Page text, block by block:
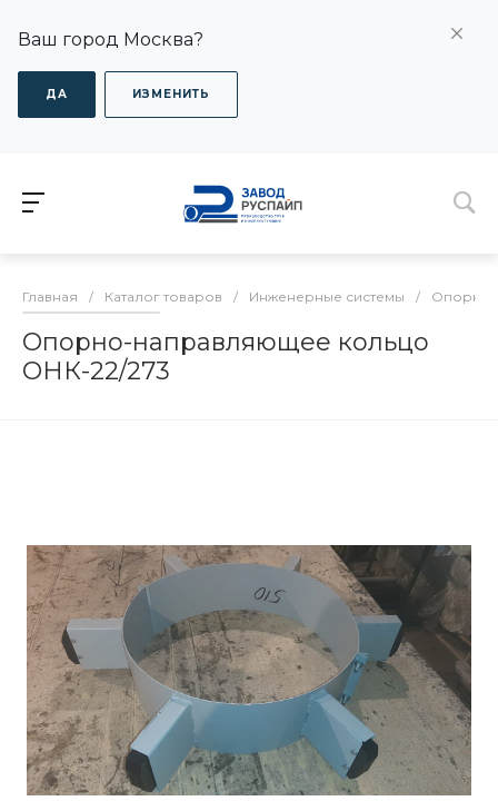
Ваш город Москва?
ДА ИЗМЕНИТЬ
Главная / Каталог товаров / Инженерные системы / Опорно-
Опорно-направляющее кольцо
ОНК-22/273